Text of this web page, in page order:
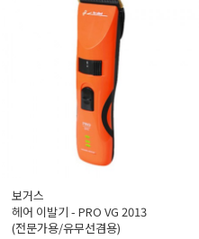
보거스
헤어 이발기 - PRO VG 2013
(전문가용/유무선겸용)